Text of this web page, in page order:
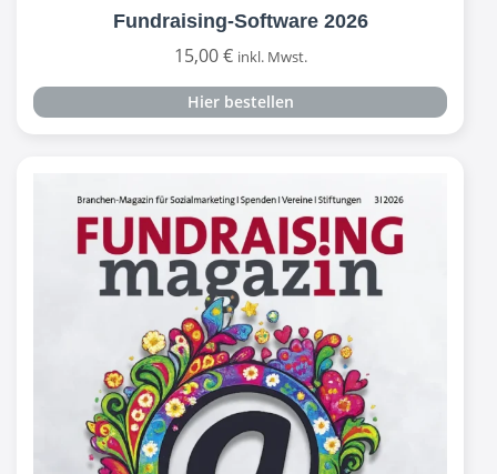
Fundraising-Software 2026
15,00€ inkl. Mwst.
Hier bestellen